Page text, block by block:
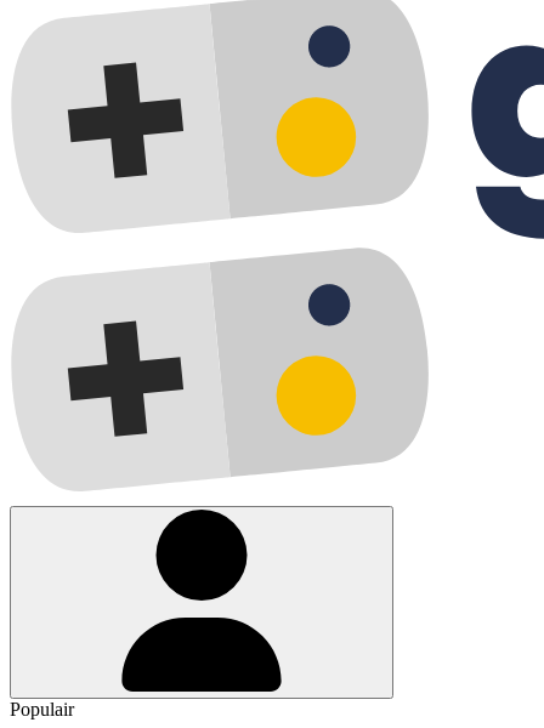
Populair